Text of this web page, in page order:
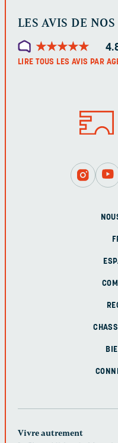
LES AVIS DE
★★★★★
★★★★★
LIRE TOUS LES AVIS PAR
Vivre autrement